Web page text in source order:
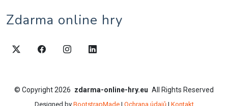
Zdarma online hry
© Copyright2026 zdarma-online-hry.eu All Rights Reserved
Designed by BootstrapMade| Ochrana údajů| Kontakt